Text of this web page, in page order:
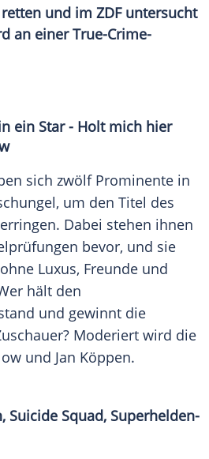
und im ZDF untersucht
an einer True-Crime-
ein Star - Holt mich hier
sich zwölf Prominente in
um den Titel des
Dabei stehen ihnen
bevor, und sie
Luxus, Freunde und
hält den
und gewinnt die
Moderiert wird die
und Jan Köppen.
, Suicide Squad, Superhelden-